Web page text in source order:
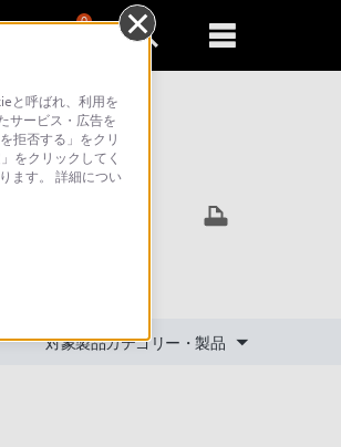
0
対象製品カテゴリー・製品
と呼ばれ、利用を
サービス・広告を
拒否する」をクリ
をクリックしてく
ます。 詳細につい